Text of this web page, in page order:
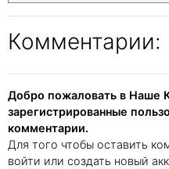
Комментарии:
Добро пожаловать в Наше
зарегистрированные
комментарии.
Для того чтобы оставить
войти или создать новый